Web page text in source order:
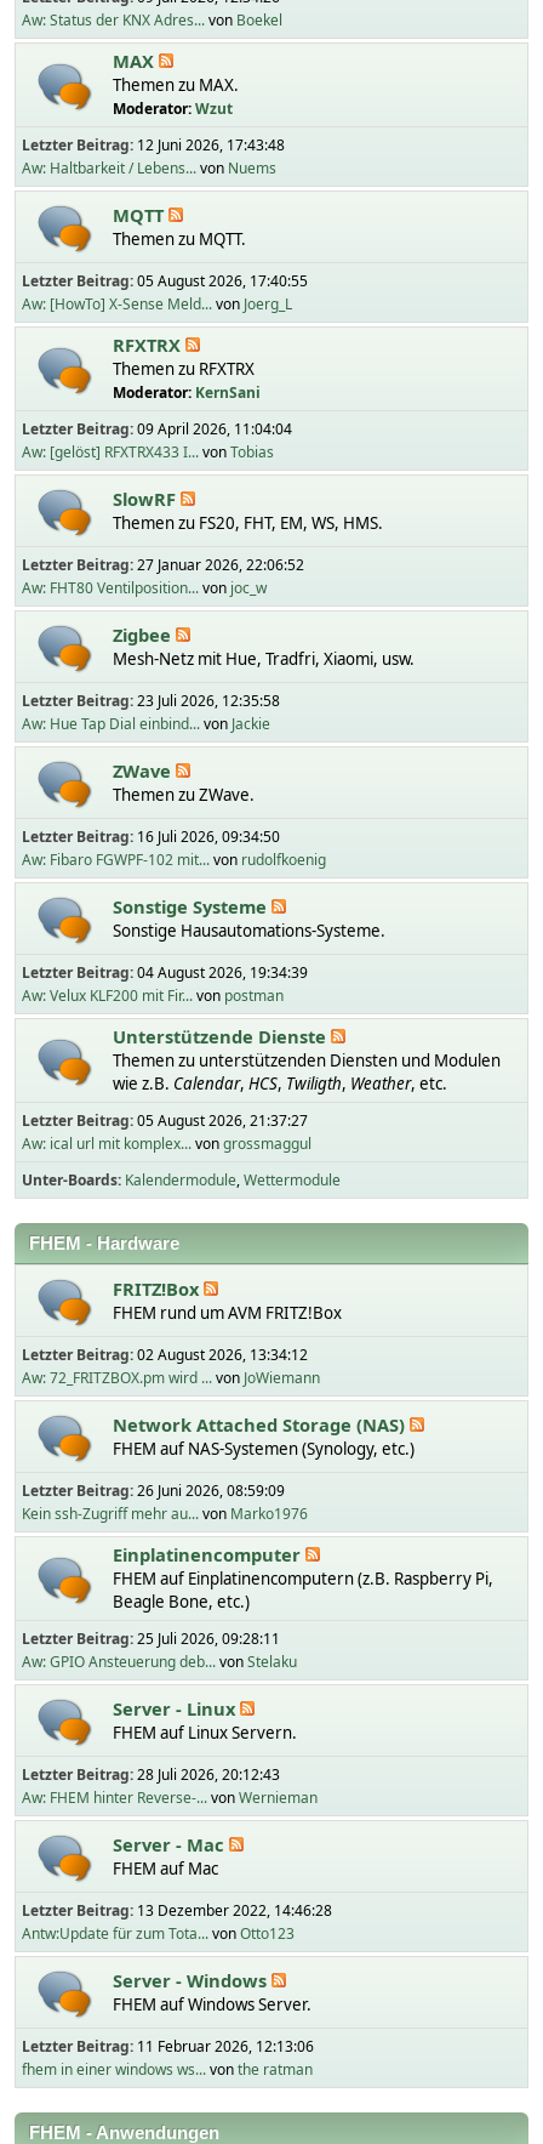
Aw: Status der KNX Adres...von Boekel
MAX
Themen zu MAX.
Moderator:Wzut
Letzter Beitrag: 12 Juni 2026, 17:43:48
Aw: Haltbarkeit / Lebens...von Nuems
MQTT
Themen zu MQTT.
Letzter Beitrag:05 August 2026, 17:40:55
Aw: [HowTo] X-Sense Meld...von Joerg_L
RFXTRX
Themen zu RFXTRX
Moderator: KernSani
Letzter Beitrag:09 April 2026, 11:04:04
Aw: [gelöst] RFXTRX433 I...vonTobias
SlowRF
Themen zu FS20, FHT, EM, WS, HMS.
Letzter Beitrag:27 Januar 2026, 22:06:52
Aw: FHT80 Ventilposition...von joc_w
Zigbee
Mesh-Netz mit Hue, Tradfri, Xiaomi, usw.
Letzter Beitrag:23 Juli 2026, 12:35:58
Aw: Hue Tap Dial einbind...von Jackie
ZWave
Themen zu ZWave.
Letzter Beitrag: 16 Juli 2026, 09:34:50
Aw: Fibaro FGWPF-102 mit...von rudolfkoenig
Sonstige Systeme
Sonstige Hausautomations-Systeme.
Letzter Beitrag:04 August 2026, 19:34:39
Aw: Velux KLF200 mit Fir...von postman
Unterstützende Dienste
Themen zu unterstützenden Diensten und Modulen
wie z.B. Calendar, HCS, Twiligth, Weather, etc.
Letzter Beitrag:05 August 2026, 21:37:27
Aw: ical url mit komplex...vongrossmaggul
Unter-Boards Kalendermodule Wettermodule
FHEM - Hardware
FRITZ!Box
FHEM rund um AVM FRITZ!Box
Letzter Beitrag:02 August 2026, 13:34:12
Aw: 72_FRITZBOX.pm wird ...von JoWiemann
Network Attached Storage (NAS)
FHEM auf NAS-Systemen (Synology, etc.)
Letzter Beitrag:26 Juni 2026, 08:59:09
Kein ssh-Zugriff mehr au...von Marko1976
Einplatinencomputer
FHEM auf Einplatinencomputern (z.B. Raspberry Pi,
Beagle Bone, etc.)
Letzter Beitrag:25 Juli 2026, 09:28:11
Aw: GPIO Ansteuerung deb...vonStelaku
Server - Linux
FHEM auf Linux Servern.
Letzter Beitrag:28 Juli 2026, 20:12:43
Aw: FHEM hinter Reverse-...vonWernieman
Server - Mac
FHEM auf Mac
Letzter Beitrag: 13 Dezember 2022, 14:46:28
Antw:Update für zum Tota...vonOtto123
Server - Windows
FHEM auf Windows Server.
Letzter Beitrag: 11 Februar 2026, 12:13:06
fhem in einer windows ws...vonthe ratman
FHEM - Anwendungen